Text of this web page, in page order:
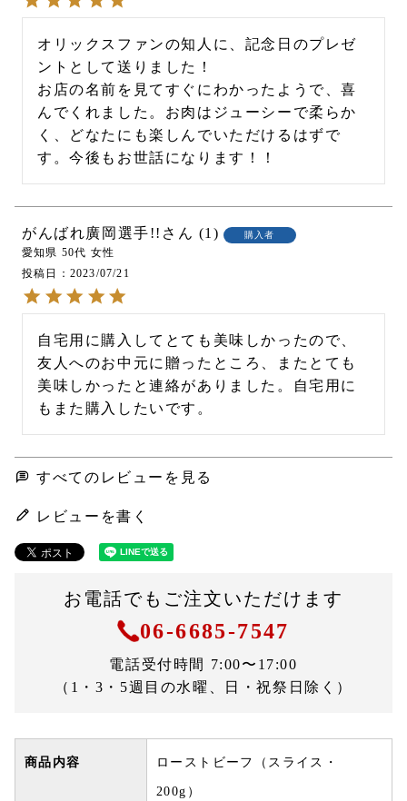
オリックスファンの知人に、記念日のプレゼ
ントとして送りました！
お店の名前を見てすぐにわかったようで、喜
んでくれました。お肉はジューシーで柔らか
く、どなたにも楽しんでいただけるはずで
す。今後もお世話になります！！
がんばれ廣岡選手!! 1 購入者
愛知県 50代 女性
投稿日
2023/07/21
自宅用に購入してとても美味しかったので、
友人へのお中元に贈ったところ、またとても
美味しかったと連絡がありました。自宅用に
もまた購入したいです。
すべてのレビューを見る
レビューを書く
お電話でもご注文いただけます
06-6685-7547
電話受付時間 7:00〜17:00
（1・3・5週目の水曜、日・祝祭日除く）
商品内容 ローストビーフ（スライス・
200g）